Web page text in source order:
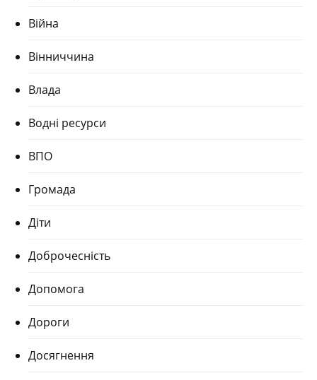
Війна
Вінниччина
Влада
Водні ресурси
ВПО
Громада
Діти
Доброчесність
Допомога
Дороги
Досягнення